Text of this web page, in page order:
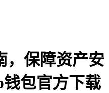
，保障资产安
包官方下载